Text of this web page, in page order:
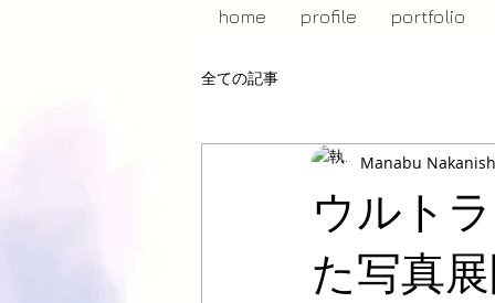
home profile portfolio
全ての記事
ウルト
た写真
Manabu